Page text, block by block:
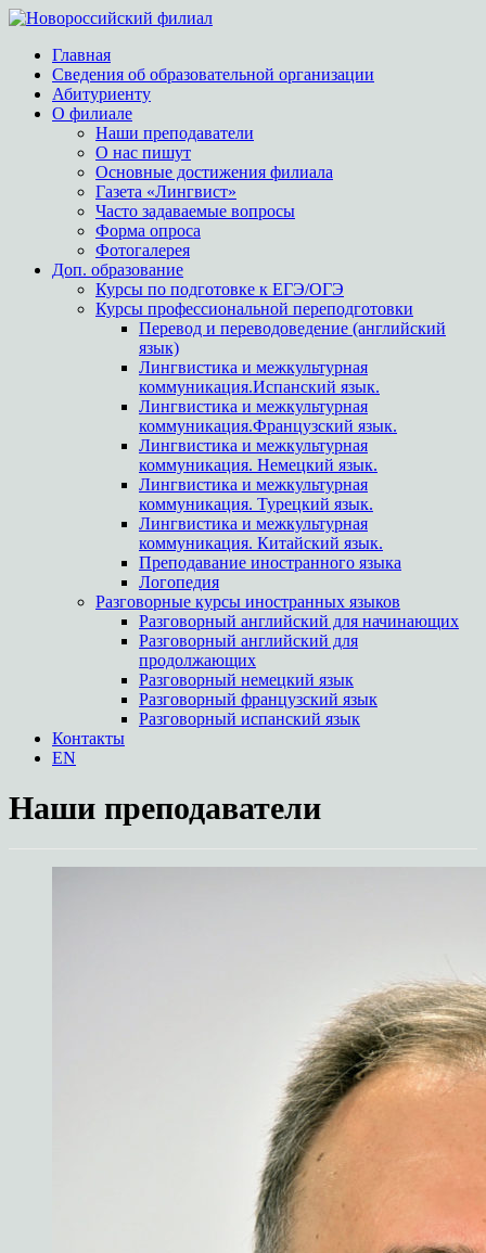
Главная
Сведения об образовательной организации
Абитуриенту
О филиале
Наши преподаватели
О нас пишут
Основные достижения филиала
Газета «Лингвист»
Часто задаваемые вопросы
Форма опроса
Фотогалерея
Доп. образование
Курсы по подготовке к ЕГЭ/ОГЭ
Курсы профессиональной переподготовки
Перевод и переводоведение (английский
язык)
Лингвистика и межкультурная
коммуникация.Испанский язык.
Лингвистика и межкультурная
коммуникация.Французский язык.
Лингвистика и межкультурная
коммуникация. Немецкий язык.
Лингвистика и межкультурная
коммуникация. Турецкий язык.
Лингвистика и межкультурная
коммуникация. Китайский язык.
Преподавание иностранного языка
Логопедия
Разговорные курсы иностранных языков
Разговорный английский для начинающих
Разговорный английский для
продолжающих
Разговорный немецкий язык
Разговорный французский язык
Разговорный испанский язык
Контакты
EN
Наши преподаватели